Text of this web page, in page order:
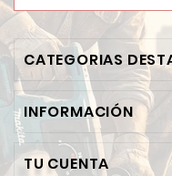
CATEGORIAS
INFORMACIÓN
TU CUENTA